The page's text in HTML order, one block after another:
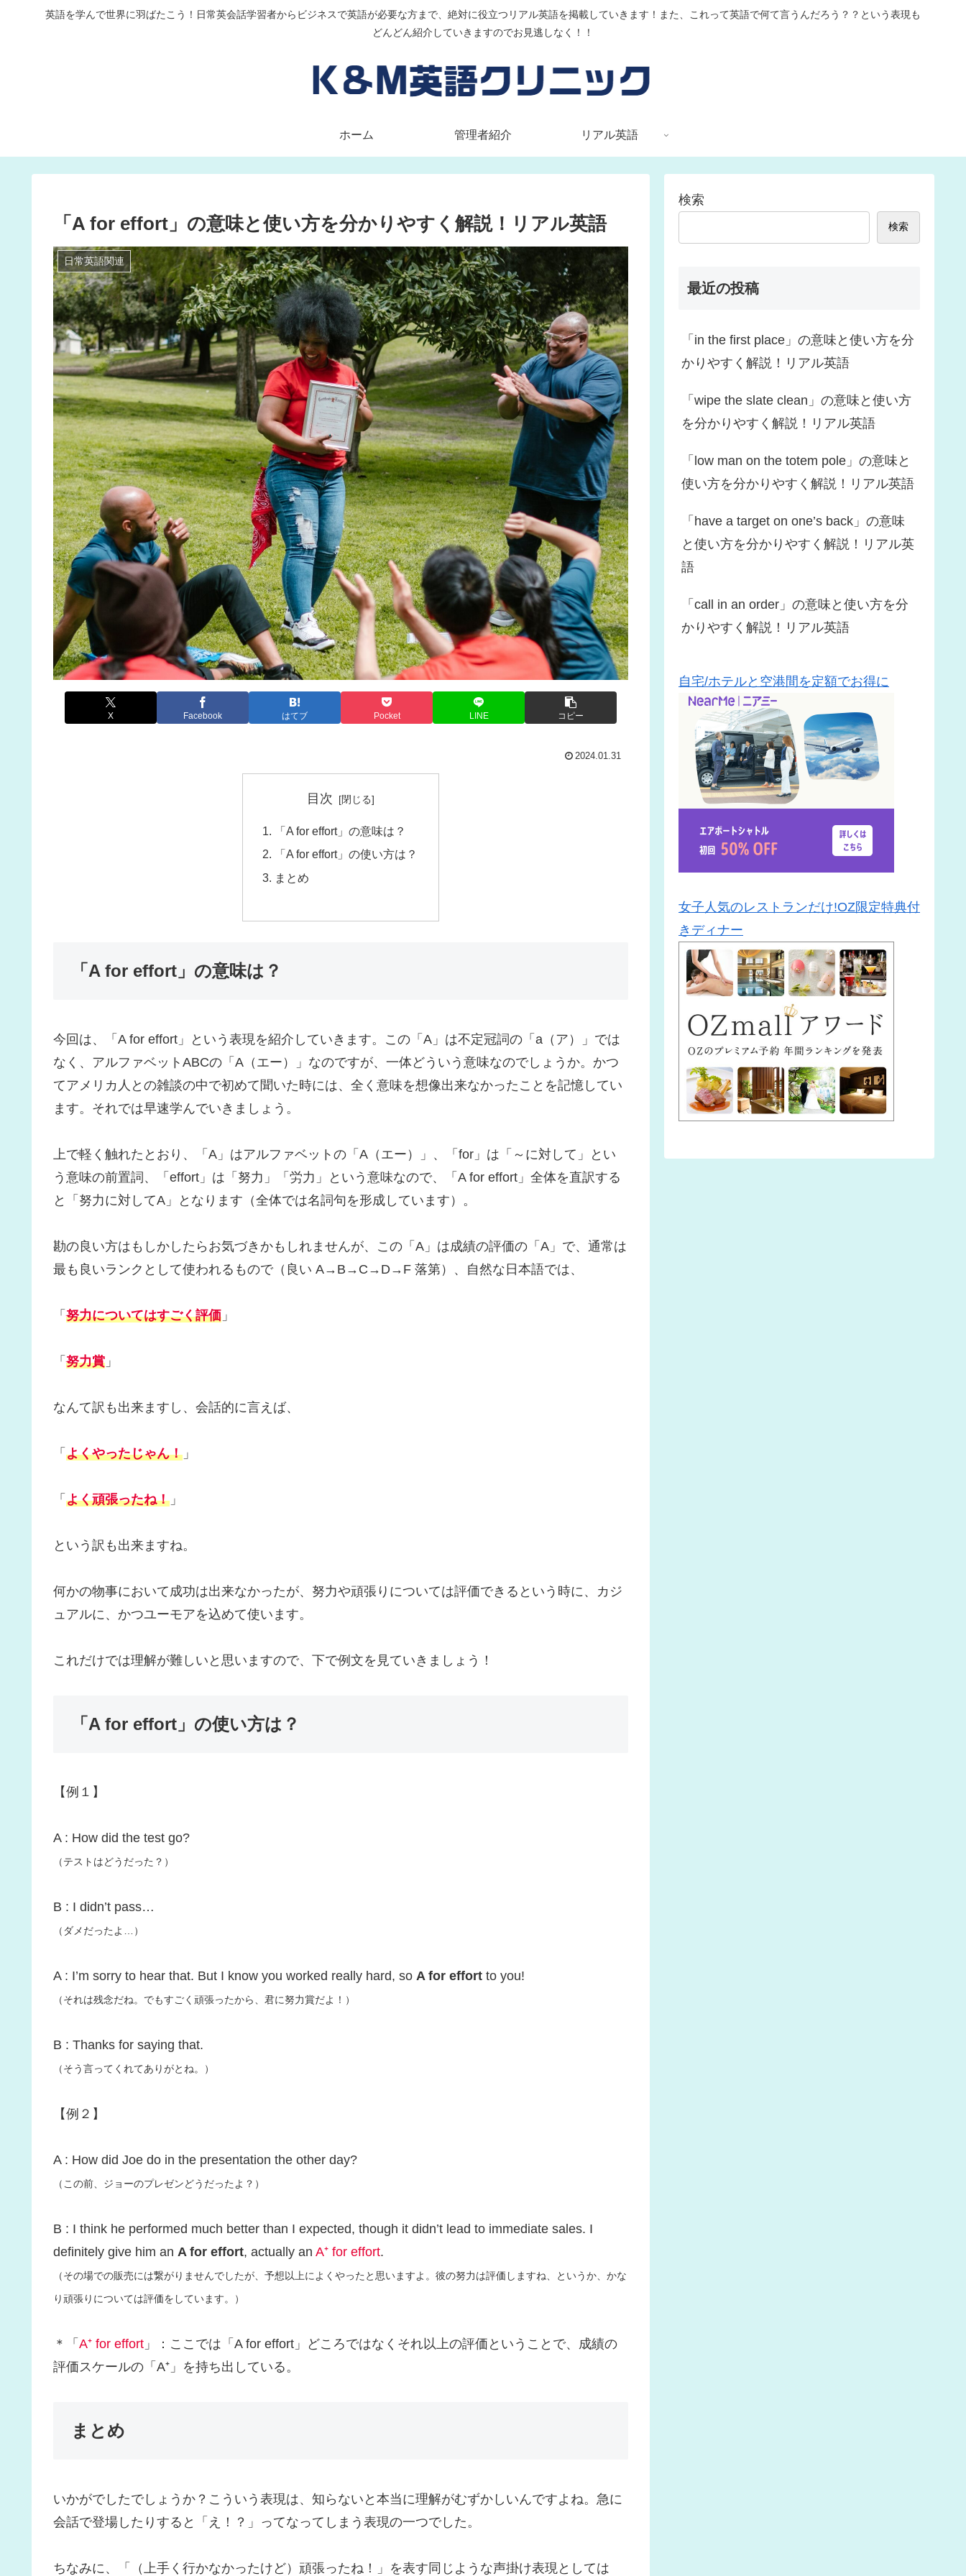
英語を学んで世界に羽ばたこう！日常英会話学習者からビジネスで英語が必要な方まで、絶対に役立つリアル英語を掲載していきます！また、これって英語で何て言うんだろう？？という表現も
どんどん紹介していきますのでお見逃しなく！！
ホーム 管理者紹介 リアル英語
「A for effort」の意味と使い方を分かりやすく解説！リアル英語
日常英語関連
X Facebook はてブ Pocket LINE コピー
2024.01.31
目次
「A for effort」の意味は？
「A for effort」の使い方は？
まとめ
「A for effort」の意味は？
今回は、「A for effort」という表現を紹介していきます。この「A」は不定冠詞の「a（ア）」では
なく、アルファベットABCの「A（エー）」なのですが、一体どういう意味なのでしょうか。かつ
てアメリカ人との雑談の中で初めて聞いた時には、全く意味を想像出来なかったことを記憶してい
ます。それでは早速学んでいきましょう。
上で軽く触れたとおり、「A」はアルファベットの「A（エー）」、「for」は「～に対して」とい
う意味の前置詞、「effort」は「努力」「労力」という意味なので、「A for effort」全体を直訳する
と「努力に対してA」となります（全体では名詞句を形成しています）。
勘の良い方はもしかしたらお気づきかもしれませんが、この「A」は成績の評価の「A」で、通常は
最も良いランクとして使われるもので（良い A→B→C→D→F 落第）、自然な日本語では、
「努力についてはすごく評価 」
「努力賞 」
なんて訳も出来ますし、会話的に言えば、
「 よくやったじゃん！ 」
「 よく頑張ったね！ 」
という訳も出来ますね。
何かの物事において成功は出来なかったが、努力や頑張りについては評価できるという時に、カジ
ュアルに、かつユーモアを込めて使います。
これだけでは理解が難しいと思いますので、下で例文を見ていきましょう！
「A for effort」の使い方は？
【例１】
A : How did the test go?
（テストはどうだった？）
B : I didn’t pass…
（ダメだったよ…）
A : I’m sorry to hear that. But I know you worked really hard, so A for effort to you!
（それは残念だね。でもすごく頑張ったから、君に努力賞だよ！）
B : Thanks for saying that.
（そう言ってくれてありがとね。）
【例２】
A : How did Joe do in the presentation the other day?
（この前、ジョーのプレゼンどうだったよ？）
B : I think he performed much better than I expected, though it didn’t lead to immediate sales. I
definitely give him an A for effort, actually an A⁺ for effort.
（その場での販売には繋がりませんでしたが、予想以上によくやったと思いますよ。彼の努力は評価しますね、というか、かな
り頑張りについては評価をしています。）
＊「 A⁺ for effort 」：ここでは「A for effort」どころではなくそれ以上の評価ということで、成績の
評価スケールの「A⁺」を持ち出している。
まとめ
いかがでしたでしょうか？こういう表現は、知らないと本当に理解がむずかしいんですよね。急に
会話で登場したりすると「え！？」ってなってしまう表現の一つでした。
ちなみに、「（上手く行かなかったけど）頑張ったね！」を表す同じような声掛け表現としては
検索
検索
最近の投稿
「in the first place」の意味と使い方を分
かりやすく解説！リアル英語
「wipe the slate clean」の意味と使い方
を分かりやすく解説！リアル英語
「low man on the totem pole」の意味と
使い方を分かりやすく解説！リアル英語
「have a target on one’s back」の意味
と使い方を分かりやすく解説！リアル英
語
「call in an order」の意味と使い方を分
かりやすく解説！リアル英語
自宅/ホテルと空港間を定額でお得に
女子人気のレストランだけ!OZ限定特典付
きディナー